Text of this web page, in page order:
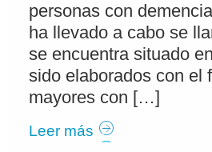
personas con
ha llevado a cabo se
se encuentra situado
sido elaborados con el
mayores con […]
Leer más